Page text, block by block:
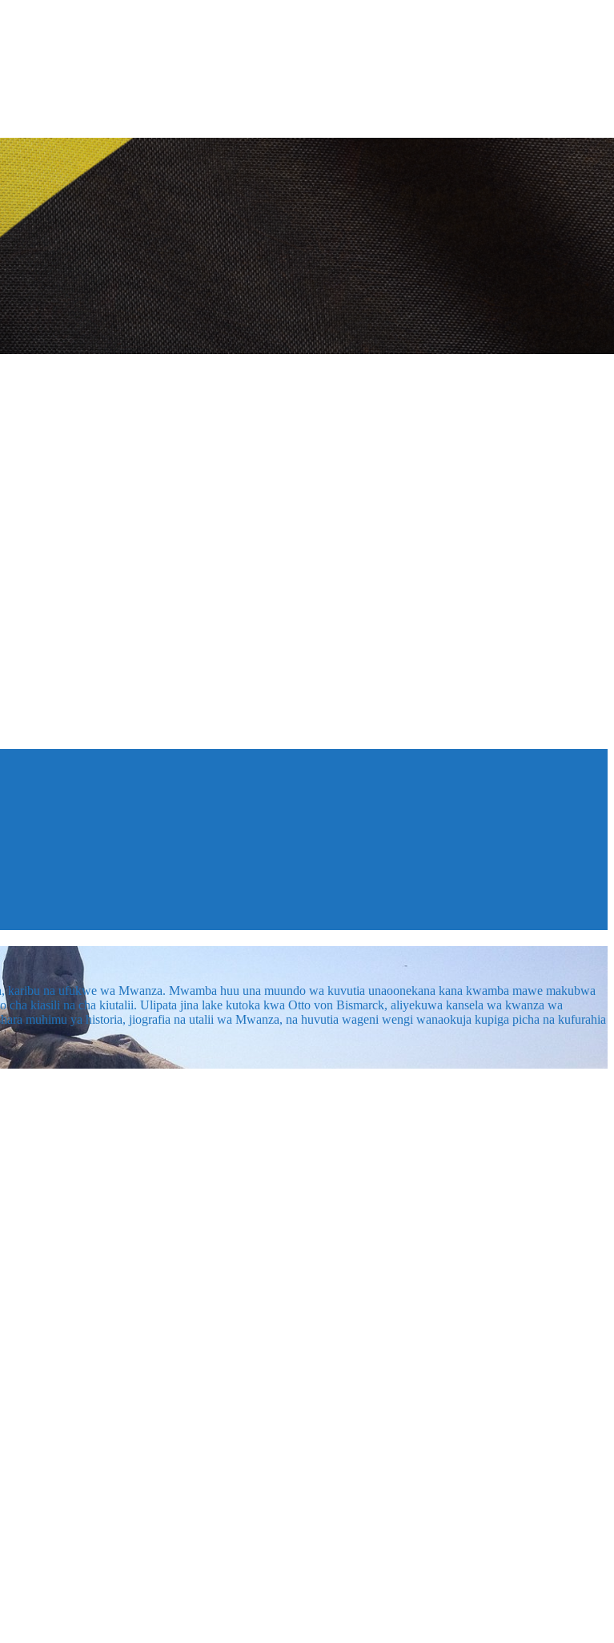
na ufukwe wa Mwanza. Mwamba huu una muundo wa kuvutia unaoonekana kana kwamba mawe makubwa
kiasili na cha kiutalii. Ulipata jina lake kutoka kwa Otto von Bismarck, aliyekuwa kansela wa kwanza wa
muhimu ya historia, jiografia na utalii wa Mwanza, na huvutia wageni wengi wanaokuja kupiga picha na kufurahia